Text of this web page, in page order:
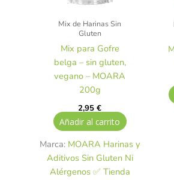
Mix de Harinas Sin
Gluten
Mix para Gofre
belga – sin gluten,
vegano – MOARA
200g
2,95€
Añadir al carrito
Marca: MOARA Harinas y
Aditivos Sin Gluten Ni
Alérgenos ✅ Tienda